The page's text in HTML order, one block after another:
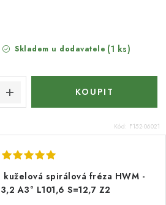
Skladem u dodavatele (1 ks)
Kód: F152-06021
kuželová spirálová fréza HWM -
A3° L101,6 S=12,7 Z2